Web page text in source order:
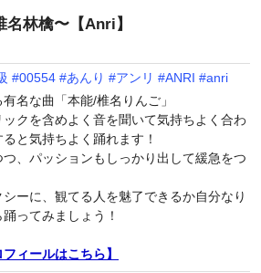
林檎〜【Anri】
#00554 #あんり #アンリ #ANRI #anri
名な曲「本能/椎名りんご」
クを含めよく音を聞いて気持ちよく合わ
と気持ちよく踊れます！
、パッションもしっかり出して緩急をつ
ーに、観てる人を魅了できるか自分なり
ってみましょう！
ィールはこちら】